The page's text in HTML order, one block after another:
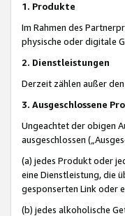
1. Produkte
Im Rahmen des
physische oder digitale
2. Dienstleistungen
Derzeit zählen außer
3. Ausgeschlossene
Ungeachtet der obigen
ausgeschlossen
(a) jedes Produkt oder
eine Dienstleistung, die
gesponserten Link oder
(b) jedes alkoholische